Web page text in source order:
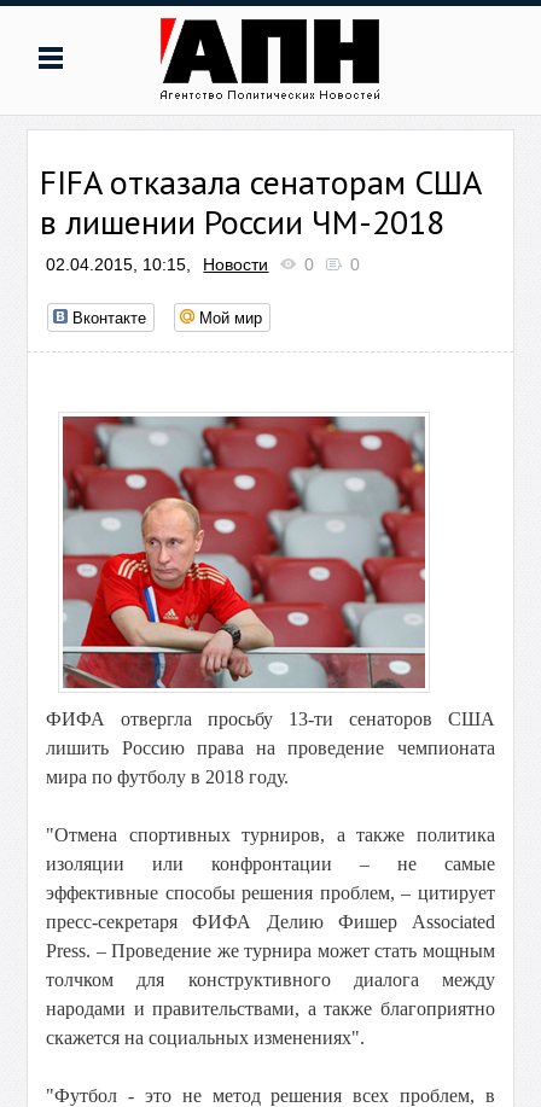
FIFA отказала сенаторам США
в лишении России ЧМ-2018
02.04.2015, 10:15, Новости 0 0
Вконтакте Мой мир
ФИФА отвергла просьбу 13-ти сенаторов США
лишить Россию права на проведение чемпионата
мира по футболу в 2018 году.
"Отмена спортивных турниров, а также политика
изоляции или конфронтации – не самые
эффективные способы решения проблем, – цитирует
пресс-секретаря ФИФА Делию Фишер Associated
Press. – Проведение же турнира может стать мощным
толчком для конструктивного диалога между
народами и правительствами, а также благоприятно
скажется на социальных изменениях".
"Футбол - это не метод решения всех проблем, в